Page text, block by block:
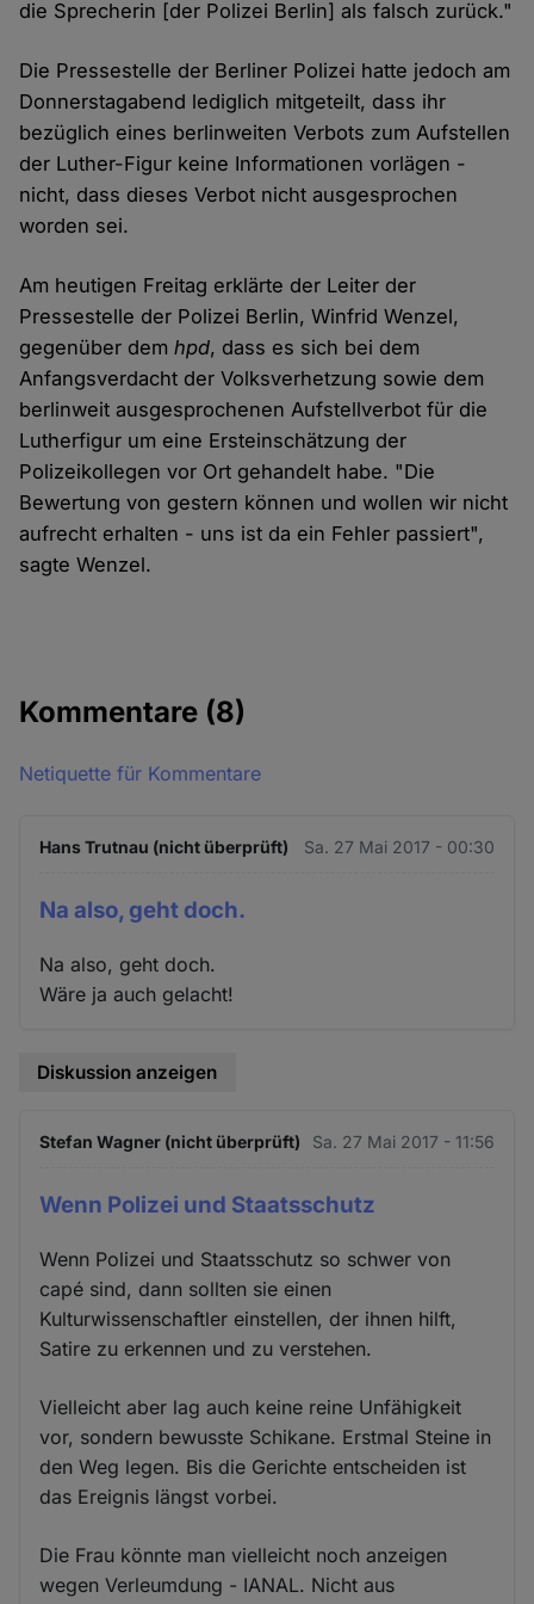
die Sprecherin [der Polizei Berlin] als falsch zurück."
Die Pressestelle der Berliner Polizei hatte jedoch am
Donnerstagabend lediglich mitgeteilt, dass ihr
bezüglich eines berlinweiten Verbots zum Aufstellen
der Luther-Figur keine Informationen vorlägen -
nicht, dass dieses Verbot nicht ausgesprochen
worden sei.
Am heutigen Freitag erklärte der Leiter der
Pressestelle der Polizei Berlin, Winfrid Wenzel,
gegenüber demhpd, dass es sich bei dem
Anfangsverdacht der Volksverhetzung sowie dem
berlinweit ausgesprochenen Aufstellverbot für die
Lutherfigur um eine Ersteinschätzung der
Polizeikollegen vor Ort gehandelt habe. "Die
Bewertung von gestern können und wollen wir nicht
aufrecht erhalten - uns ist da ein Fehler passiert",
sagte Wenzel.
Kommentare (8)
Netiquette für Kommentare
Hans Trutnau (nicht überprüft) Sa. 27 Mai 2017 - 00:30
Na also, geht doch.
Na also, geht doch.
Wäre ja auch gelacht!
Diskussion anzeigen
Stefan Wagner (nicht überprüft) Sa. 27 Mai 2017 - 11:56
Wenn Polizei und Staatsschutz
Wenn Polizei und Staatsschutz so schwer von
capé sind, dann sollten sie einen
Kulturwissenschaftler einstellen, der ihnen hilft,
Satire zu erkennen und zu verstehen.
Vielleicht aber lag auch keine reine Unfähigkeit
vor, sondern bewusste Schikane. Erstmal Steine in
den Weg legen. Bis die Gerichte entscheiden ist
das Ereignis längst vorbei.
Die Frau könnte man vielleicht noch anzeigen
wegen Verleumdung - IANAL. Nicht aus